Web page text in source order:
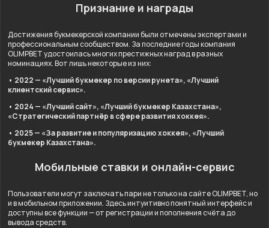
Признание и награды
Достижения букмекерской компании были отмечены экспертами и
профессиональным сообществом. За последние годы компания
OLIMPBET удостоилась многих престижных наград в разных
номинациях. Вот лишь некоторые из них:
• 2022 — «Лучший букмекер по версии рунета», «Лучший
клиентский сервис».
• 2024 — «Лучший сайт», «Лучший букмекер Казахстана»,
«Стратегический партнёр в сфере развития хоккея».
• 2025 — «За развитие и популяризацию хоккея», «Лучший
букмекер Казахстана».
Мобильные ставки и онлайн-сервис
Пользователи могут заключать пари не только на сайте OLIMPBET, но
и в мобильном приложении. Здесь интуитивно понятный интерфейс и
доступны все функции — от регистрации и пополнения счёта до
вывода средств.